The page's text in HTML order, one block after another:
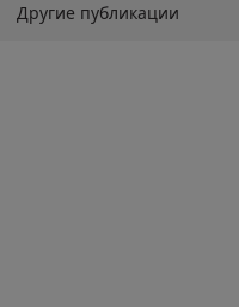
Другие публикации